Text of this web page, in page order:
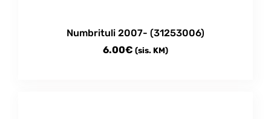
Numbrituli 2007- (31253006)
6.00€ (sis. KM)